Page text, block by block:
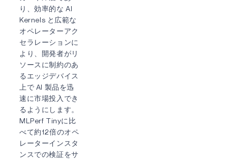
り、効率的な AI
Kernels と広範な
オペレーターアク
セラレーションに
より、開発者がリ
ソースに制約のあ
るエッジデバイス
上で AI 製品を迅
速に市場投入でき
るようにします。
MLPerf Tinyに比
べて約12倍のオペ
レーターインスタ
ンスでの検証をサ